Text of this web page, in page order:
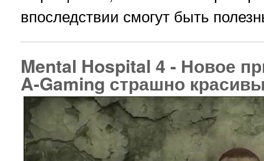
впоследствии смогут быть
Mental Hospital 4 - Новое
A-Gaming страшно